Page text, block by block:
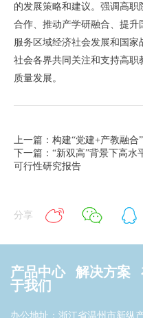
的发展策略和建议。强调高
合作、推动产学研融合、提
服务区域经济社会发展和国
社会各界共同关注和支持高
质量发展。
上一篇：构建“党建+产教融
下一篇：“新双高”背景下高
可行性研究报告
分享
产品中心 解决方案
于我们
办公地址：浙江省温州市新纵